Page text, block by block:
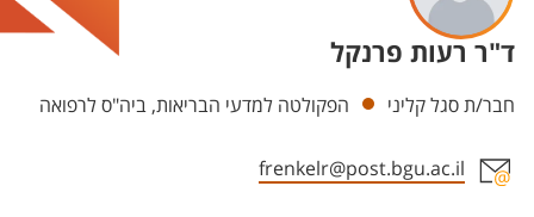
ד"ר רעות פרנקל
Departments
חבר/ת סגל קליני הפקולטה למדעי הבריאות, ביה"ס לרפואה
frenkelr@post.bgu.ac.il